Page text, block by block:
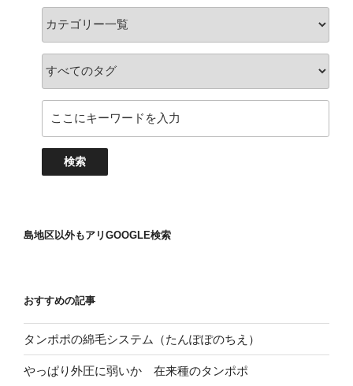
島地区以外もアリGOOGLE検索
おすすめの記事
タンポポの綿毛システム（たんぽぽのちえ）
やっぱり外圧に弱いか 在来種のタンポポ